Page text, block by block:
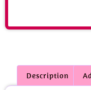
Description